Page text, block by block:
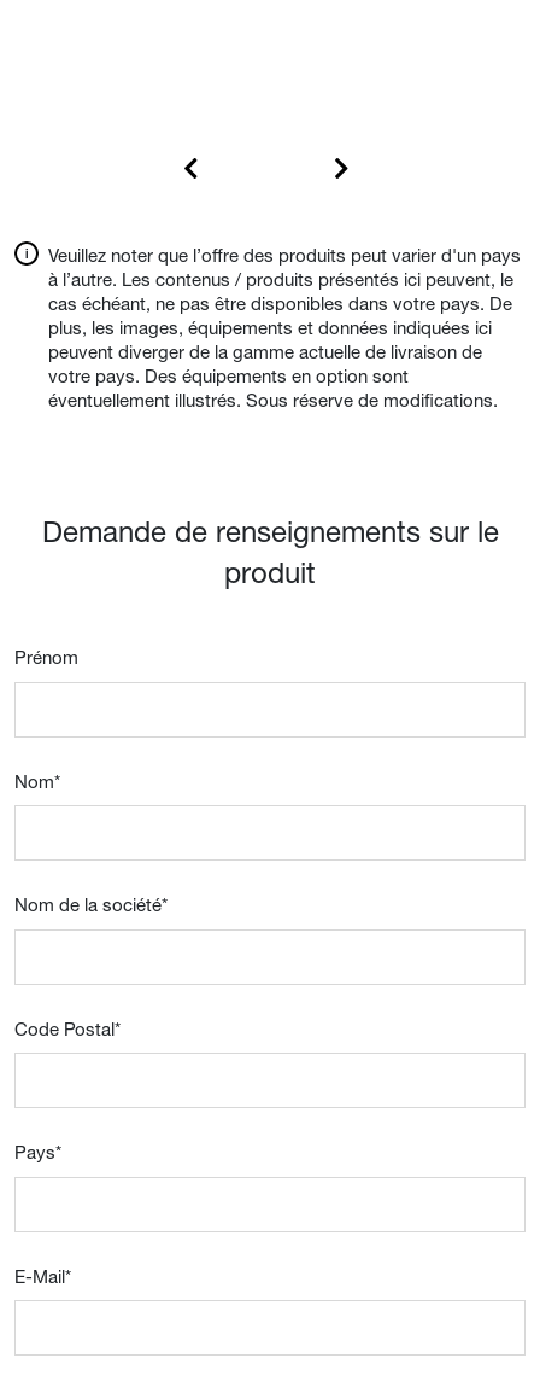
Veuillez noter que l’offre des produits peut varier d'un pays
à l’autre. Les contenus / produits présentés ici peuvent, le
cas échéant, ne pas être disponibles dans votre pays. De
plus, les images, équipements et données indiquées ici
peuvent diverger de la gamme actuelle de livraison de
votre pays. Des équipements en option sont
éventuellement illustrés. Sous réserve de modifications.
Demande de renseignements sur le
produit
Prénom
Nom*
Nom de la société*
Code Postal*
Pays*
E-Mail*